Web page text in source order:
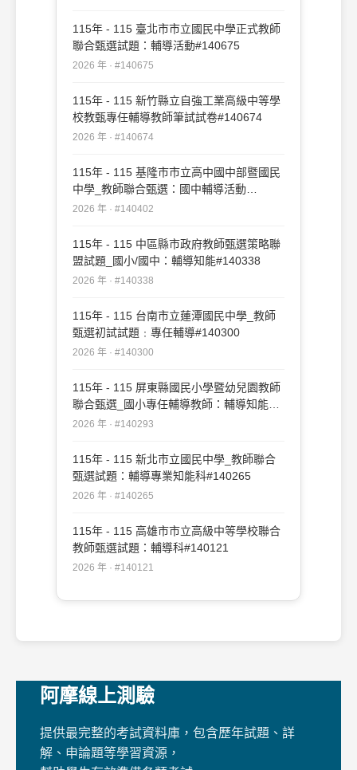
115年 - 115 臺北市市立國民中學正式教師
聯合甄選試題：輔導活動#140675
2026 年 · #140675
115年 - 115 新竹縣立自強工業高級中等學
校教甄專任輔導教師筆試試卷#140674
2026 年 · #140674
115年 - 115 基隆市市立高中國中部暨國民
中學_教師聯合甄選：國中輔導活動
#140402
2026 年 · #140402
115年 - 115 中區縣市政府教師甄選策略聯
盟試題_國小/國中：輔導知能#140338
2026 年 · #140338
115年 - 115 台南市立蓮潭國民中學_教師
甄選初試試題﹕專任輔導#140300
2026 年 · #140300
115年 - 115 屏東縣國民小學暨幼兒園教師
聯合甄選_國小專任輔導教師：輔導知能
#140293
2026 年 · #140293
115年 - 115 新北市立國民中學_教師聯合
甄選試題：輔導專業知能科#140265
2026 年 · #140265
115年 - 115 高雄市市立高級中等學校聯合
教師甄選試題：輔導科#140121
2026 年 · #140121
阿摩線上測驗
提供最完整的考試資料庫，包含歷年試題、詳
解、申論題等學習資源，